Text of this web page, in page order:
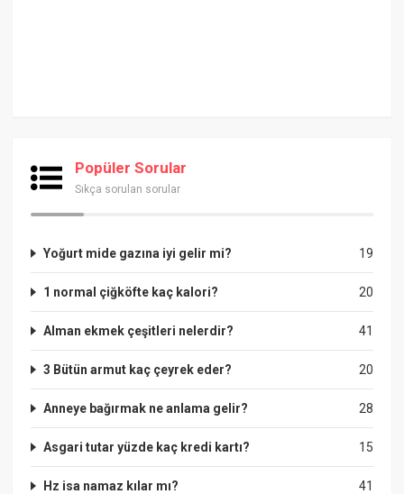
Popüler Sorular
Sıkça sorulan sorular
19
Yoğurt mide gazına iyi gelir mi?
20
1 normal çiğköfte kaç kalori?
41
Alman ekmek çeşitleri nelerdir?
20
3 Bütün armut kaç çeyrek eder?
28
Anneye bağırmak ne anlama gelir?
15
Asgari tutar yüzde kaç kredi kartı?
41
Hz isa namaz kılar mı?